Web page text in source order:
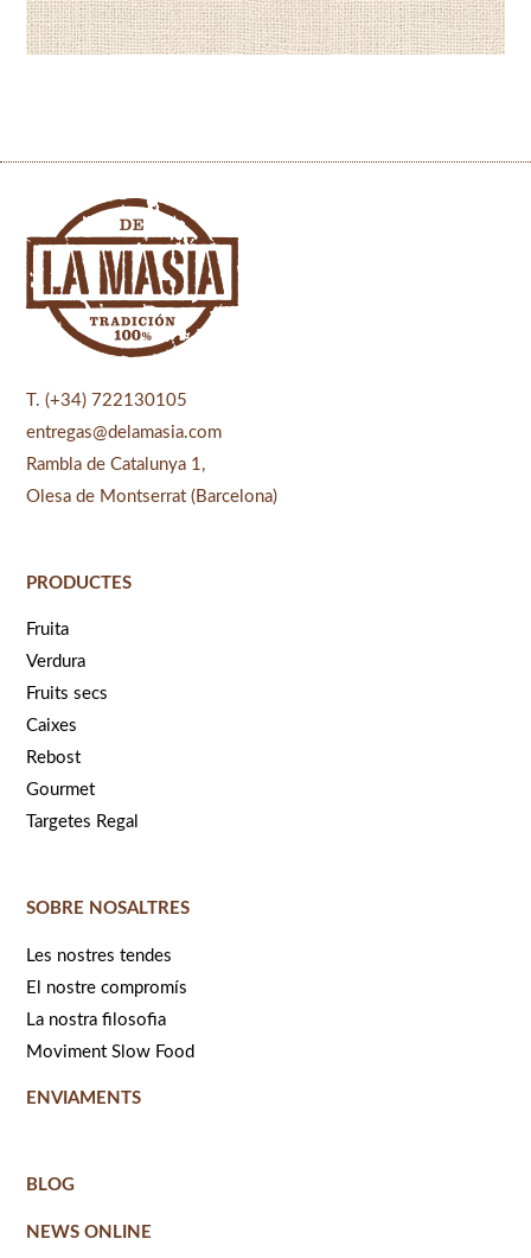
T. (+34) 722130105
entregas@delamasia.com
Rambla de Catalunya 1,
Olesa de Montserrat (Barcelona)
PRODUCTES
Fruita
Verdura
Fruits secs
Caixes
Rebost
Gourmet
Targetes Regal
SOBRE NOSALTRES
Les nostres tendes
El nostre compromís
La nostra filosofia
Moviment Slow Food
ENVIAMENTS
BLOG
NEWS ONLINE